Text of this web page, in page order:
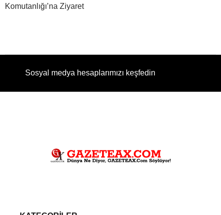
Komutanlığı’na Ziyaret
Sosyal medya hesaplarımızı keşfedin